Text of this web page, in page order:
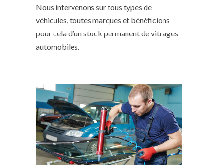
Nous intervenons sur tous types de
véhicules, toutes marques et bénéficions
pour cela d’un stock permanent de vitrages
automobiles.